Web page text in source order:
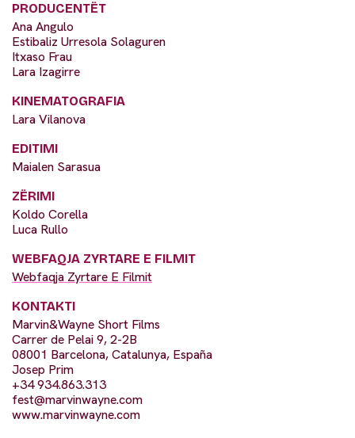
PRODUCENTËT
Ana Angulo
Estibaliz Urresola Solaguren
Itxaso Frau
Lara Izagirre
KINEMATOGRAFIA
Lara Vilanova
EDITIMI
Maialen Sarasua
ZËRIMI
Koldo Corella
Luca Rullo
WEBFAQJA ZYRTARE E FILMIT
Webfaqja Zyrtare E Filmit
KONTAKTI
Marvin&Wayne Short Films
Carrer de Pelai 9, 2-2B
08001 Barcelona, Catalunya, España
Josep Prim
+34 934.863.313
fest@marvinwayne.com
www.marvinwayne.com